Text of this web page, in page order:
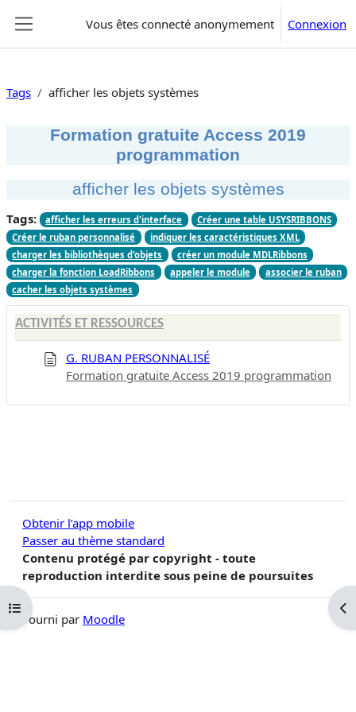
Vous êtes connecté anonymement Connexion
Ouvrir l’index du cours
Tags afficher les objets systèmes
Formation gratuite Access 2019
programmation
afficher les objets systèmes
Tags: afficher les erreurs d'interface
Créer une table USYSRIBBONS
Créer le ruban personnalisé
indiquer les caractéristiques XML
charger les bibliothèques d'objets
créer un module MDLRibbons
charger la fonction LoadRibbons
appeler le module
associer le ruban
cacher les objets systèmes
ACTIVITÉS ET RESSOURCES
G. RUBAN PERSONNALISÉ
Formation gratuite Access 2019 programmation
Obtenir l’app mobile
Passer au thème standard
Contenu protégé par copyright - toute
reproduction interdite sous peine de poursuites
Fourni par Moodle